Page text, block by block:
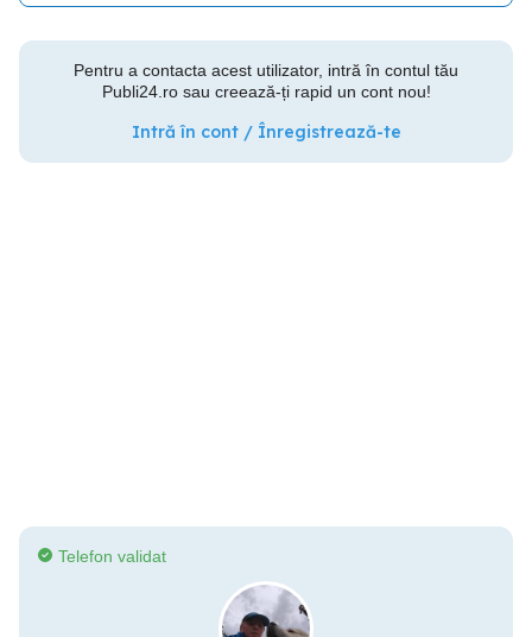
Pentru a contacta acest utilizator, intră în contul tău
Publi24.ro sau creează-ți rapid un cont nou!
Intră în cont / Înregistrează-te
Telefon validat